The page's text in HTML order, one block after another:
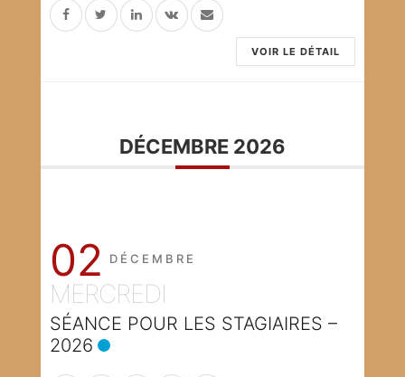
VOIR LE DÉTAIL
DÉCEMBRE 2026
02 DÉCEMBRE
MERCREDI
SÉANCE POUR LES STAGIAIRES –
2026